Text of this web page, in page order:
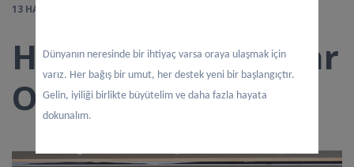
13 HAZIRAN 2026
Hayata Dokunanlar
OSB Ziyareti
Dünyanın neresinde bir ihtiyaç varsa oraya ulaşmak için
varız. Her bağış bir umut, her destek yeni bir başlangıçtır.
Gelin, iyiliği birlikte büyütelim ve daha fazla hayata
dokunalım.